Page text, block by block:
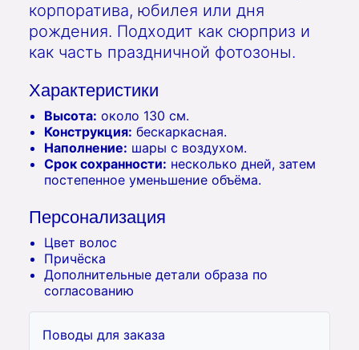
корпоратива, юбилея или дня
рождения. Подходит как сюрприз и
как часть праздничной фотозоны.
Характеристики
Высота: около 130 см.
Конструкция: бескаркасная.
Наполнение: шары с воздухом.
Срок сохранности: несколько дней, затем
постепенное уменьшение объёма.
Персонализация
Цвет волос
Причёска
Дополнительные детали образа по
согласованию
Поводы для заказа